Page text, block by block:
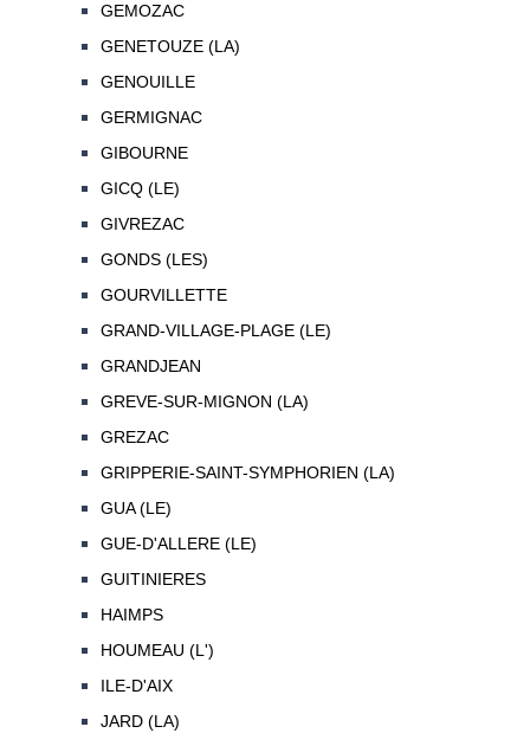
GEMOZAC
GENETOUZE (LA)
GENOUILLE
GERMIGNAC
GIBOURNE
GICQ (LE)
GIVREZAC
GONDS (LES)
GOURVILLETTE
GRAND-VILLAGE-PLAGE (LE)
GRANDJEAN
GREVE-SUR-MIGNON (LA)
GREZAC
GRIPPERIE-SAINT-SYMPHORIEN (LA)
GUA (LE)
GUE-D'ALLERE (LE)
GUITINIERES
HAIMPS
HOUMEAU (L')
ILE-D'AIX
JARD (LA)